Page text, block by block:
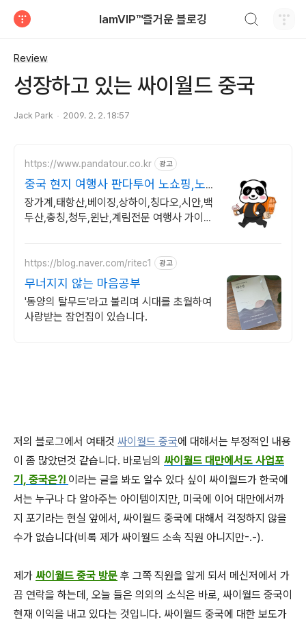
IamVIP™즐거운 블로깅
Review
성장하고 있는 싸이월드 중국
Jack Park 2009. 2. 2. 18:57
https://www.pandatour.co.kr 광고
중국 현지 여행사 판다투어 노쇼핑,노
옵션,노팁
장가계,태항산,베이징,상하이,칭다오,시안,백
두산,충칭,청두,윈난,계림전문 여행사 가이드
https://blog.naver.com/ritec1 광고
무너지지 않는 마음공부
'동양의 탈무드'라고 불리며 시대를 초월하여
사랑받는 잠언집이 있습니다.
저의 블로그에서 여태것 싸이월드 중국에 대해서는 부정적인 내용
이 좀 많았던것 같습니다. 바로님의 싸이월드 대만에서도 사업포
기, 중국은?! 이라는 글을 봐도 알수 있다 싶이 싸이월드가 한국에
서는 누구나 다 알아주는 아이템이지만, 미국에 이어 대만에서까
지 포기라는 현실 앞에서, 싸이월드 중국에 대해서 걱정하지 않을
수가 없습니다(비록 제가 싸이월드 소속 직원 아니지만-.-).
제가 싸이월드 중국 방문 후 그쪽 직원을 알게 되서 메신저에서 가
끔 연락을 하는데, 오늘 들은 의외의 소식은 바로, 싸이월드 중국이
현재 이익을 내고 있다는 것입니다. 싸이월드 중국에 대한 보도가